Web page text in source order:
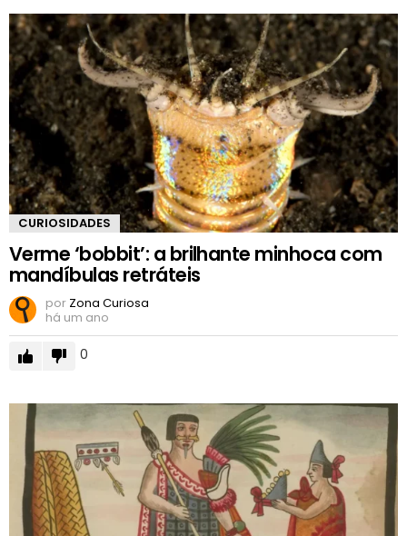
CURIOSIDADES
Verme ‘bobbit’: a brilhante minhoca com
mandíbulas retráteis
por Zona Curiosa
há um ano
0